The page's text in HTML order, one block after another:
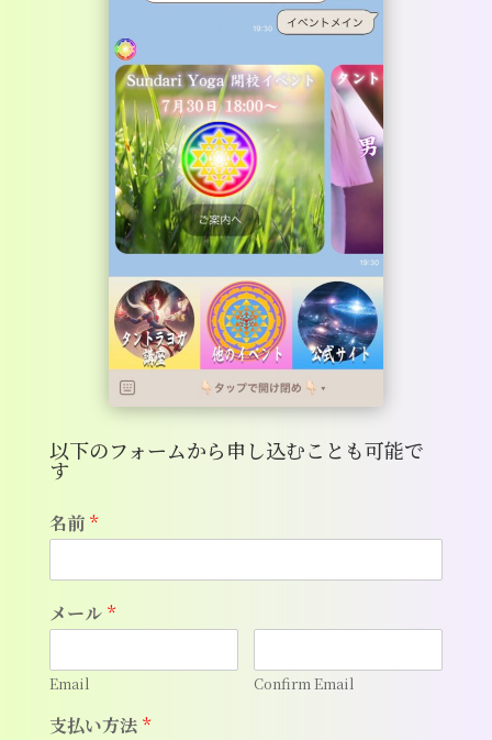
以下のフォームから申し込むことも可能で
す
名前 *
メール *
Email Confirm Email
支払い方法 *